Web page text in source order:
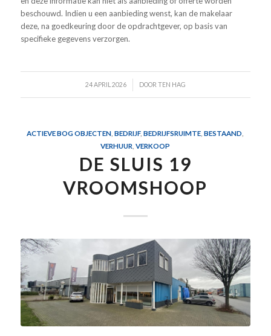
beschouwd. Indien u een aanbieding wenst, kan de makelaar
deze, na goedkeuring door de opdrachtgever, op basis van
specifieke gegevens verzorgen.
24 APRIL 2026
/ DOOR TEN HAG
ACTIEVE BOG OBJECTEN ,BEDRIJF,BEDRIJFSRUIMTE ,BESTAAND
VERHUUR ,VERKOOP
DE SLUIS 19
VROOMSHOOP